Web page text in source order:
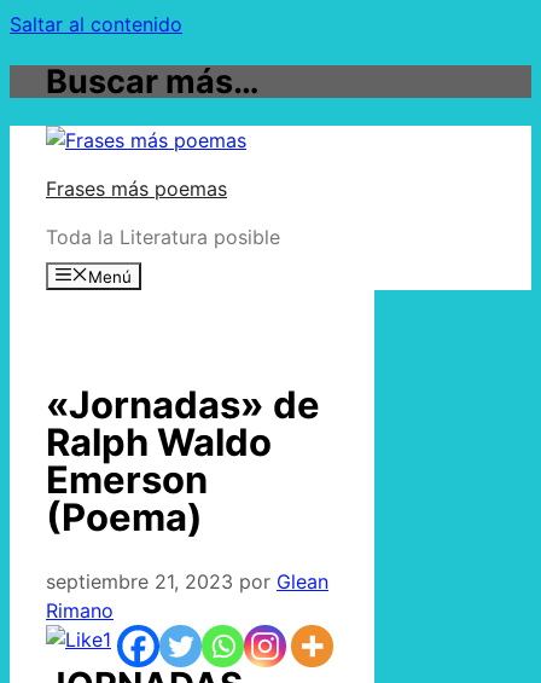
Saltar al contenido
Buscar más…
Frases más poemas
Toda la Literatura posible
Menú
«Jornadas» de
Ralph Waldo
Emerson
(Poema)
septiembre 21, 2023 por Glean
Rimano
1